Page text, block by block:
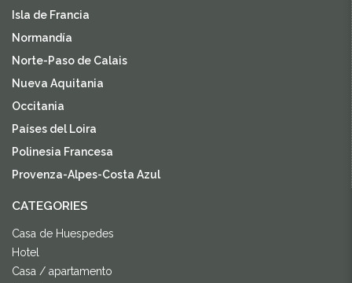
Isla de Francia
Normandía
Norte-Paso de Calais
Nueva Aquitania
Occitania
Países del Loira
Polinesia Francesa
Provenza-Alpes-Costa Azul
CATEGORIES
Casa de Huespedes
Hotel
Casa / apartamento